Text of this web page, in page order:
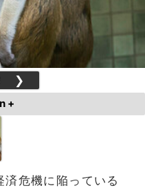
❯
+
済危機に陥っている